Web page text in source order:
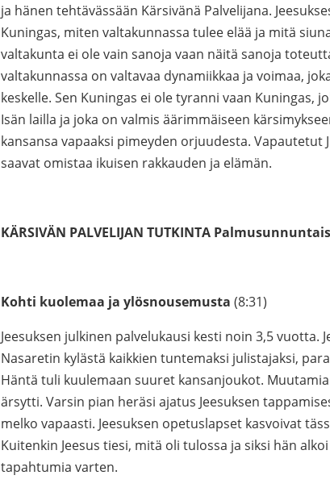
ja hänen tehtävässään Kärsivänä Palvelijana.
Kuningas, miten valtakunnassa tulee elää ja mitä
valtakunta ei ole vain sanoja vaan näitä sanoja
valtakunnassa on valtavaa dynamiikkaa ja voimaa,
keskelle. Sen Kuningas ei ole tyranni vaan Kuningas,
Isän lailla ja joka on valmis äärimmäiseen
kansansa vapaaksi pimeyden orjuudesta. Vapautetut
saavat omistaa ikuisen rakkauden ja elämän.
KÄRSIVÄN PALVELIJAN TUTKINTA
Kohti kuolemaa ja ylösnousemusta (8:31)
Jeesuksen julkinen palvelukausi kesti noin 3,5 vuotta.
Nasaretin kylästä kaikkien tuntemaksi julistajaksi,
Häntä tuli kuulemaan suuret kansanjoukot.
ärsytti. Varsin pian heräsi ajatus Jeesuksen
melko vapaasti. Jeesuksen opetuslapset kasvoivat
Kuitenkin Jeesus tiesi, mitä oli tulossa ja siksi hän
tapahtumia varten.